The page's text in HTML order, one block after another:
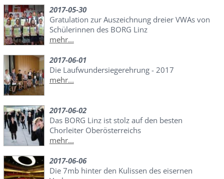
2017-05-30
Gratulation zur Auszeichnung dreier VWAs von
Schülerinnen des BORG Linz
mehr...
2017-06-01
Die Laufwundersiegerehrung - 2017
mehr...
2017-06-02
Das BORG Linz ist stolz auf den besten
Chorleiter Oberösterreichs
mehr...
2017-06-06
Die 7mb hinter den Kulissen des eisernen